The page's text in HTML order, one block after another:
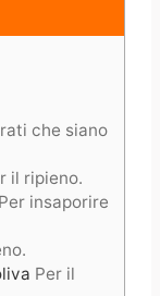
che siano
il ripieno.
Per insaporire
Per il